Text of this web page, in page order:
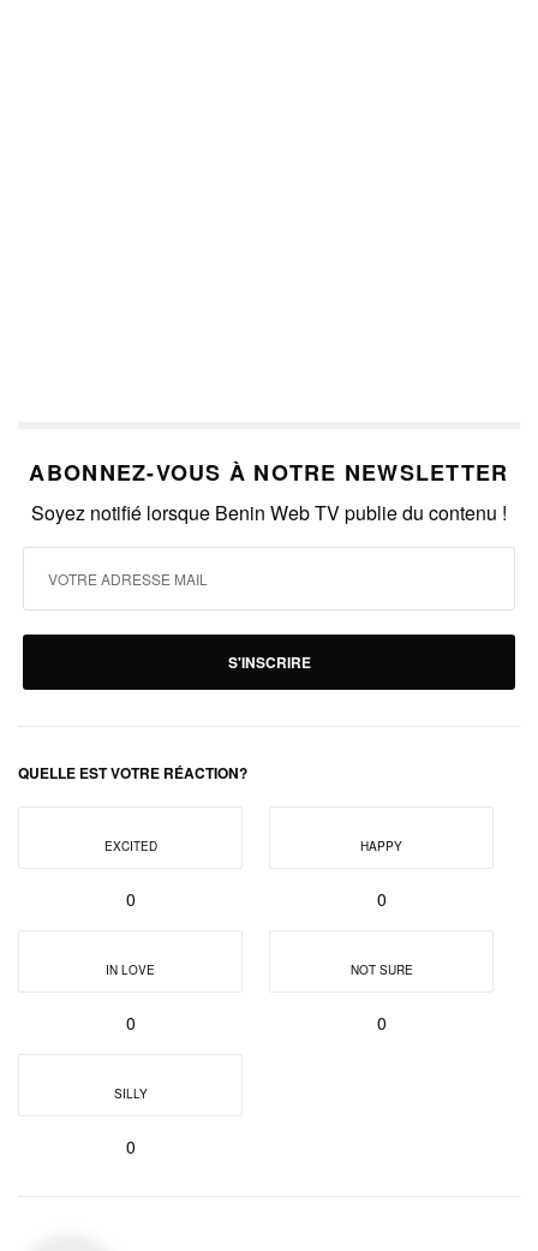
ABONNEZ-VOUS À NOTRE NEWSLETTER
Soyez notifié lorsque Benin Web TV publie du contenu !
S'INSCRIRE
QUELLE EST VOTRE RÉACTION?
EXCITED
0
HAPPY
0
IN LOVE
0
NOT SURE
0
SILLY
0